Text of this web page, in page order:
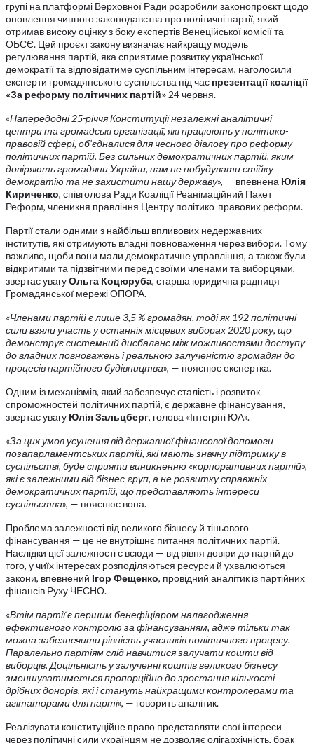
групі на платформі Верховної Ради розробили законопроєкт щодо
оновлення чинного законодавства про політичні партії, який
отримав високу оцінку з боку експертів Венеційської комісії та
ОБСЄ. Цей проєкт закону визначає найкращу модель
регулювання партій, яка сприятиме розвитку української
демократії та відповідатиме суспільним інтересам, наголосили
експерти громадянського суспільства під час презентації коаліції
«За реформу політичних партій» 24 червня.
«Напередодні 25-річчя Конституції незалежні аналітичні
центри та громадські організації, які працюють у політико-
правовій сфері, об’єдналися для чесного діалогу про реформу
політичних партій. Без сильних демократичних партій, яким
довіряють громадяни України, нам не побудувати стійку
демократію та не захистити нашу державу», — впевнена Юлія
Кириченко, співголова Ради Коаліції Реанімаційний Пакет
Реформ, членикня правління Центру політико-правових реформ.
Партії стали одними з найбільш впливових недержавних
інститутів, які отримують владні повноваження через вибори. Тому
важливо, щоби вони мали демократичне управління, а також були
відкритими та підзвітними перед своїми членами та виборцями,
звертає увагуОльга Коцюруба, старша юридична радниця
Громадянської мережі ОПОРА.
«Членами партій є лише 3,5 % громадян, тоді як 192 політичні
сили взяли участь у останніх місцевих виборах 2020 року, що
демонструє системний дисбаланс між можливостями доступу
до владних повноважень і реальною залученістю громадян до
процесів партійного будівництва», — пояснює експертка.
Одним із механізмів, який забезпечує сталість і розвиток
спроможностей політичних партій, є державне фінансування,
звертає увагу Юлія Зальцберг, голова «Інтегріті ЮА».
«За цих умов усунення від державної фінансової допомоги
позапарламентських партій, які мають значну підтримку в
суспільстві, буде сприяти виникненню «корпоративних партій»,
які є залежними від бізнес-груп, а не розвитку справжніх
демократичних партій, що представляють інтереси
суспільства», — пояснює вона.
Проблема залежності від великого бізнесу й тіньового
фінансування — це не внутрішнє питання політичних партій.
Наслідки цієї залежності є всюди — від рівня довіри до партій до
того, у чиїх інтересах розподіляються ресурси й ухвалюються
закони, впевнений Ігор Фещенко, провідний аналітик із партійних
фінансів Руху ЧЕСНО.
«Втім партії є першим бенефіціаром налагодження
ефективного контролю за фінансуванням, адже тільки так
можна забезпечити рівність учасників політичного процесу.
Паралельно партіям слід навчитися залучати кошти від
виборців. Доцільність у залученні коштів великого бізнесу
зменшуватиметься пропорційно до зростання кількості
дрібних донорів, які і стануть найкращими контролерами та
агітаторами для парті», — говорить аналітик.
Реалізувати конституційне право представляти свої інтереси
через політичні сили українцям не дозволяє олігархічність, брак